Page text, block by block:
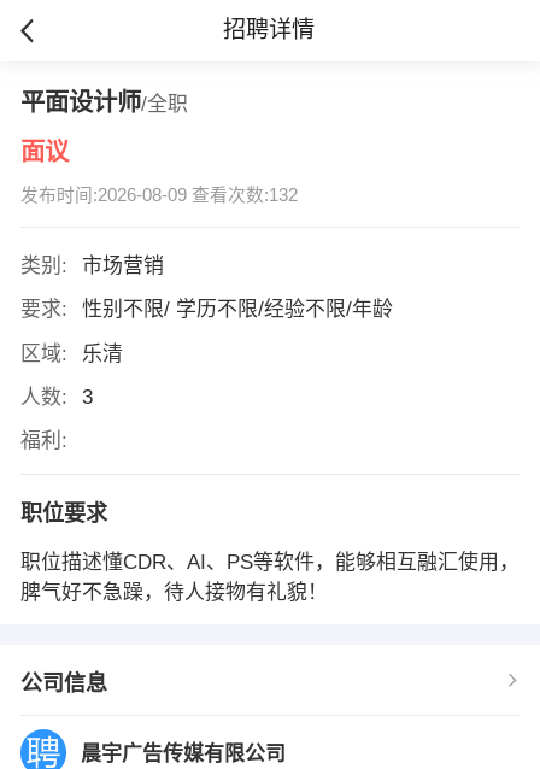
招聘详情
平面设计师/全职
面议
发布时间:2026-08-09 查看次数:132
类别:
市场营销
要求:
性别不限/ 学历不限/经验不限/年龄
区域:
乐清
人数:
3
福利:
职位要求
职位描述懂CDR、AI、PS等软件，能够相互融汇使用，
脾气好不急躁，待人接物有礼貌！
公司信息
晨宇广告传媒有限公司